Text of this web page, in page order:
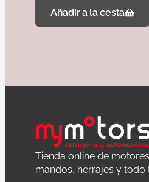
Añadir a la cesta
Tienda online de
mandos, herrajes y todo